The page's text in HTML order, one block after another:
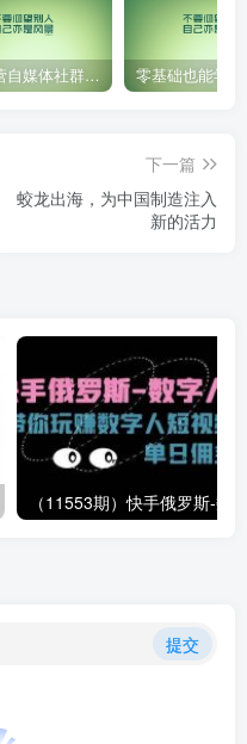
高效运营自媒体社群，让内容更有价值！
下一篇
蛟龙出海，为中国制造注入
新的活力
提交